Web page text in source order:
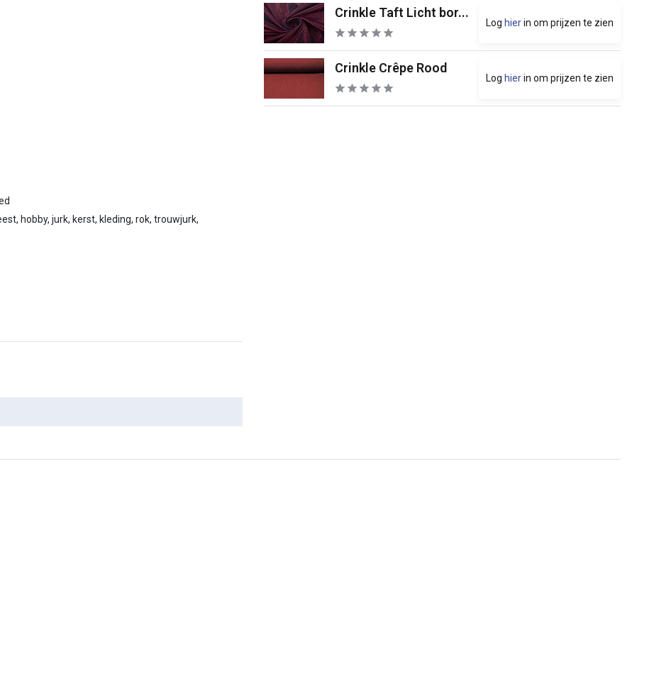
hobby, jurk, kerst, kleding, rok, trouwjurk,
Crinkle Taft Licht bor...
Log hierin om prijzen te zien
Crinkle Crêpe Rood
Log hierin om prijzen te zien